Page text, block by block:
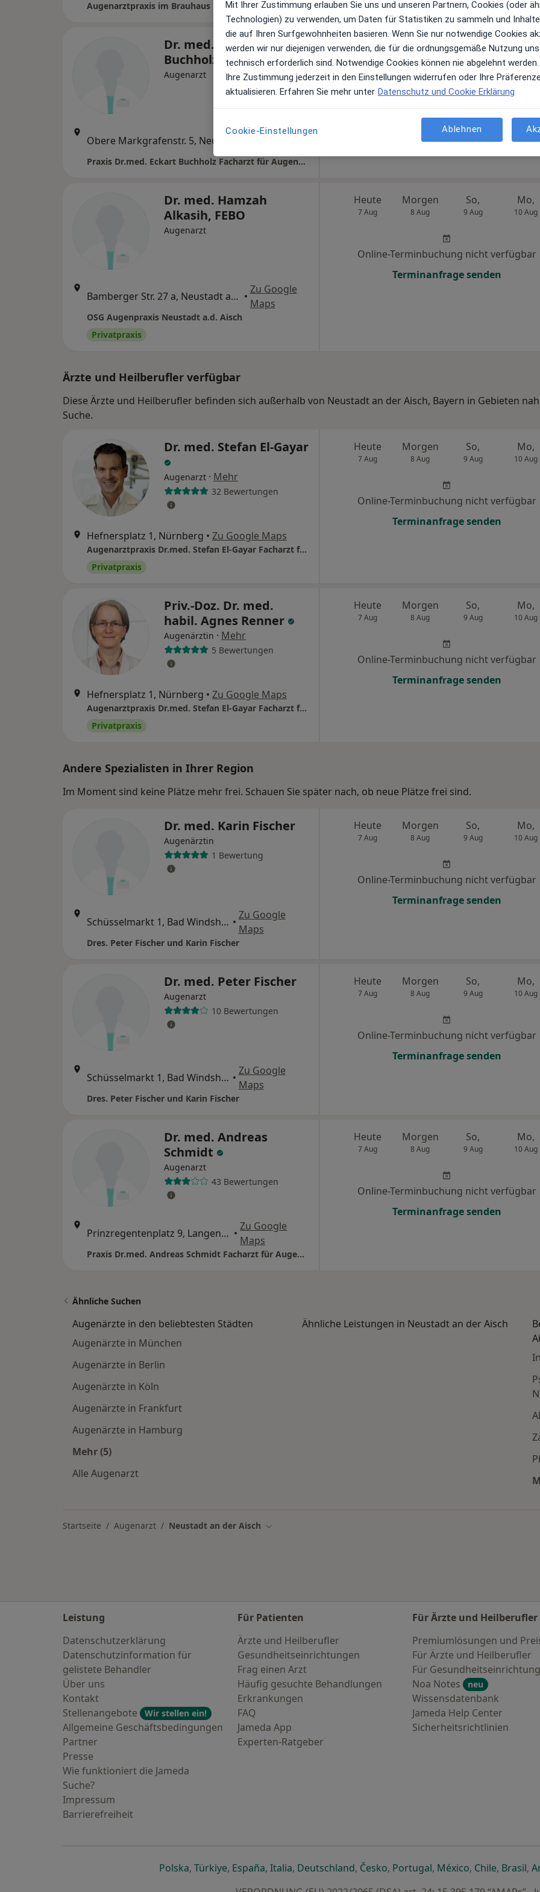
Augenarztpraxis im Brauhaus Dr.med. Katrin Groß Fachärztin für Augenheilkunde
Dr. med. Eckart
Buchholz
Augenarzt
Zu Google
Praxis Dr.med. Eckart Buchholz Facharzt für Augenheilkunde
Heute Morgen So, Mo,
10 Aug
Online-Terminbuchung nicht verfügbar
Terminanfrage senden
Dr. med. Hamzah
Alkasih, FEBO
Augenarzt
Bamberger Str. 27 a, Neustadt an der Aisch •
Zu Google
Maps
OSG Augenpraxis Neustadt a.d. Aisch
Privatpraxis
Heute
7 Aug
Morgen
8 Aug
So,
9 Aug
Mo,
10 Aug
Online-Terminbuchung nicht verfügbar
Terminanfrage senden
Ärzte und Heilberufler verfügbar
Diese Ärzte und Heilberufler befinden sich außerhalb von Neustadt an der Aisch, Bayern in Gebieten
Suche.
Dr. med. Stefan El-Gayar
Augenarzt · Mehr
32 Bewertungen
Hefnersplatz 1, Nürnberg • Zu Google Maps
Augenarztpraxis Dr.med. Stefan El-Gayar Facharzt für Augenheilkunde
Privatpraxis
Heute
7 Aug
Morgen
8 Aug
So,
9 Aug
Mo,
10 Aug
Online-Terminbuchung nicht verfügbar
Terminanfrage senden
Priv.-Doz. Dr. med.
habil. Agnes Renner
Augenärztin · Mehr
5 Bewertungen
Hefnersplatz 1, Nürnberg • Zu Google Maps
Augenarztpraxis Dr.med. Stefan El-Gayar Facharzt für Augenheilkunde
Privatpraxis
Heute
7 Aug
Morgen
8 Aug
So,
9 Aug
Mo,
10 Aug
Online-Terminbuchung nicht verfügbar
Terminanfrage senden
Andere Spezialisten in Ihrer Region
Im Moment sind keine Plätze mehr frei. Schauen Sie später nach, ob neue Plätze frei sind.
Dr. med. Karin Fischer
Augenärztin
1 Bewertung
Schüsselmarkt 1, Bad Windsheim •
Zu Google
Maps
Dres. Peter Fischer und Karin Fischer
Heute
7 Aug
Morgen
8 Aug
So,
9 Aug
Mo,
10 Aug
Online-Terminbuchung nicht verfügbar
Terminanfrage senden
Dr. med. Peter Fischer
Augenarzt
10 Bewertungen
Schüsselmarkt 1, Bad Windsheim •
Zu Google
Maps
Dres. Peter Fischer und Karin Fischer
Heute
7 Aug
Morgen
8 Aug
So,
9 Aug
Mo,
10 Aug
Online-Terminbuchung nicht verfügbar
Terminanfrage senden
Dr. med. Andreas
Schmidt
Augenarzt
43 Bewertungen
Prinzregentenplatz 9, Langenzenn •
Zu Google
Maps
Praxis Dr.med. Andreas Schmidt Facharzt für Augenheilkunde
Heute
7 Aug
Morgen
8 Aug
So,
9 Aug
Mo,
10 Aug
Online-Terminbuchung nicht verfügbar
Terminanfrage senden
Ähnliche Suchen
Augenärzte in den beliebtesten Städten
Augenärzte in München
Augenärzte in Berlin
Augenärzte in Köln
Augenärzte in Frankfurt
Augenärzte in Hamburg
Mehr (5)
Alle Augenarzt
Ähnliche Leistungen in Neustadt an der Aisch
Startseite Augenarzt Neustadt an der Aisch Stadt ändern
Leistung
Datenschutzerklärung
Datenschutzinformation für
gelistete Behandler
Über uns
Kontakt
Stellenangebote
Wir stellen ein!
Allgemeine Geschäftsbedingungen
Partner
Presse
Wie funktioniert die Jameda
Suche?
Impressum
Barrierefreiheit
Für Patienten
Ärzte und Heilberufler
Gesundheitseinrichtungen
Frag einen Arzt
Häufig gesuchte Behandlungen
Erkrankungen
FAQ
Jameda App
Experten-Ratgeber
Für Ärzte und Heilberufler
Premiumlösungen und
Für Ärzte und Heilberufler
Für
Noa Notes
neu
Wissensdatenbank
Jameda Help Center
Sicherheitsrichtlinien
Polskaöffnet in einer neuen Registerkarte
, Türkiyeöffnet in einer neuen Registerkarte
, Españaöffnet in einer neuen Registerkarte
, Italiaöffnet in einer neuen Registerkarte
, Deutschlandöffnet in einer neuen Registerkarte
, Českoöffnet in einer neuen
, Portugalöffnet in einer neuen
, Méxicoöffnet in einer
, Chileöffnet in
, Brasil,
Mit Ihrer Zustimmung erlauben Sie uns und unseren Partnern, Cookies (oder
Technologien) zu verwenden, um Daten für Statistiken zu sammeln und
die auf Ihren Surfgewohnheiten basieren. Wenn Sie nur notwendige Cookies
werden wir nur diejenigen verwenden, die für die ordnungsgemäße Nutzung
technisch erforderlich sind. Notwendige Cookies können nie abgelehnt werden.
Ihre Zustimmung jederzeit in den Einstellungen widerrufen oder Ihre
aktualisieren. Erfahren Sie mehr unter Datenschutz und Cookie Erklärung
Cookie-Einstellungen Ablehnen